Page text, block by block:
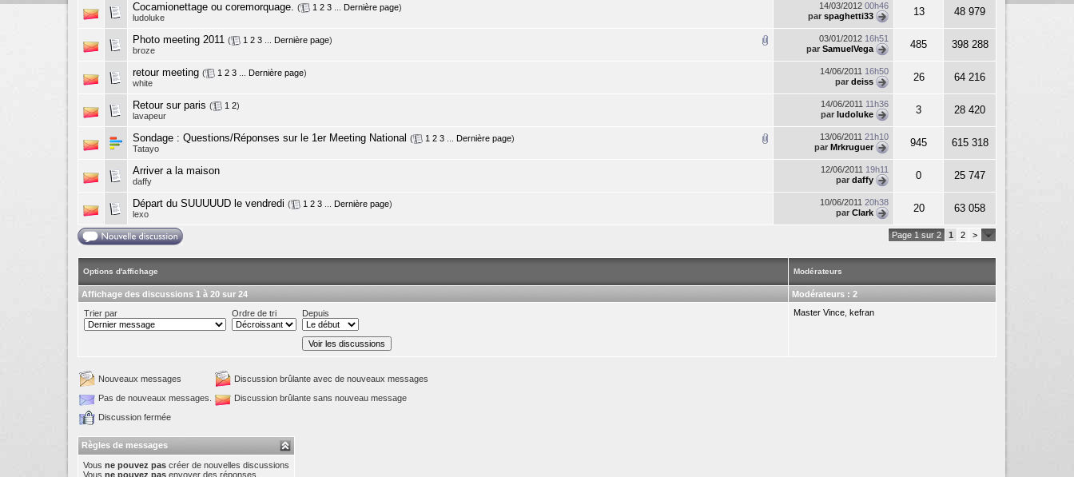
Cocamionettage ou coremorquage. ( 1 2 3 Dernière page)
ludoluke
14/03/2012 00h46
par spaghetti33 13 48 979
Photo meeting 2011 ( 1 2 3 Dernière page)
broze
03/01/2012 16h51
par SamuelVega 485 398 288
retour meeting ( 1 2 3 Dernière page)
white
14/06/2011 16h50
par deiss 26 64 216
Retour sur paris ( 1 2)
lavapeur
14/06/2011 11h36
par ludoluke 3 28 420
Sondage : Questions/Réponses sur le 1er Meeting National ( 1 2 3 Dernière page)
Tatayo
13/06/2011 21h10
par Mrkruguer 945 615 318
Arriver a la maison
daffy
12/06/2011 19h11
par daffy 0 25 747
Départ du SUUUUUD le vendredi ( 1 2 3 Dernière page)
lexo
10/06/2011 20h38
par Clark 20 63 058
Page 1 sur 2 1 2 >
Options d'affichage Modérateurs
Affichage des discussions 1 à 20 sur 24
Modérateurs : 2
Trier par
Ordre de tri Depuis Master Vince kefran
Nouveaux messages
Discussion brûlante avec de nouveaux messages
Pas de nouveaux messages.
Discussion brûlante sans nouveau message
Discussion fermée
Règles de messages
Vous ne pouvez pas créer de nouvelles discussions
Vous ne pouvez pas envoyer des réponses